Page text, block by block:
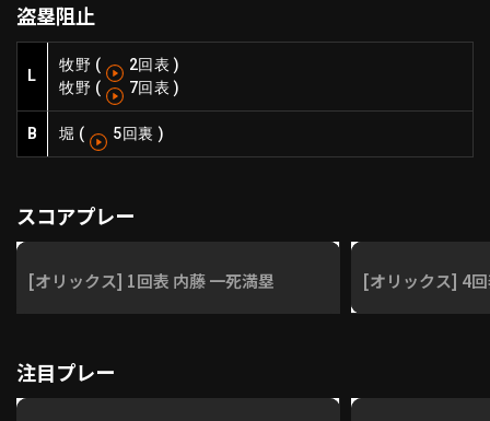
交流戦
オリックス・バファローズ
福岡ソフトバンクホークス
設定
盗塁阻止
L
牧野 ( 2回表 )
牧野 ( 7回表 )
B 堀 ( 5回裏 )
スコアプレー
[オリックス] 1回表 内藤 一死満塁 [オリックス] 4
注目プレー